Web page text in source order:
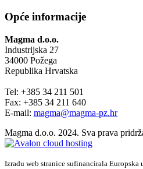
Opće informacije
Magma d.o.o.
Industrijska 27
34000 Požega
Republika Hrvatska
Tel: +385 34 211 501
Fax: +385 34 211 640
E-mail: magma@magma-pz.hr
Magma d.o.o. 2024. Sva prava
Izradu web stranice sufinancirala Europska